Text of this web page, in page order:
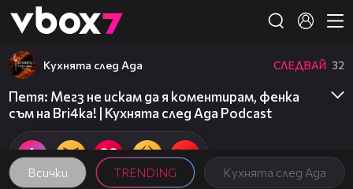
👾
Всички TRENDING Кухнята след Ада
Кухнята след Ада СЛЕДВАЙ 32
Петя: Мегз не искам да я коментирам, фенка
съм на Bri4ka! | Кухнята след Ада Podcast